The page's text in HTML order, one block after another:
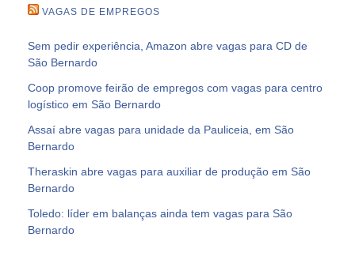
VAGAS DE EMPREGOS
Sem pedir experiência, Amazon abre vagas para CD de
São Bernardo
Coop promove feirão de empregos com vagas para centro
logístico em São Bernardo
Assaí abre vagas para unidade da Pauliceia, em São
Bernardo
Theraskin abre vagas para auxiliar de produção em São
Bernardo
Toledo: líder em balanças ainda tem vagas para São
Bernardo